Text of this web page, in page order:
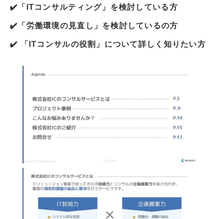
✔️「ITコンサルティング」を検討している方
✔️「労働環境の見直し」を検討しているの方
✔️ 「ITコンサルの役割」について詳しく知りたい方